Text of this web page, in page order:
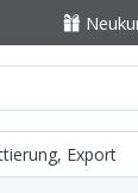
Export